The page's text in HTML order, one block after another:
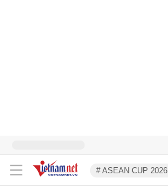
# ASEAN CUP 2026